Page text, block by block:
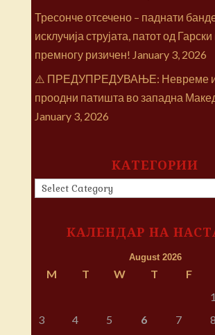
Тресонче отсечено – паднати
исклучија струјата, патот од
премногу ризичен! January 3, 2026
⚠️ ПРЕДУПРЕДУВАЊЕ: Невреме и
проодни патишта во западна
January 3, 2026
КАТЕГОРИИ
КАТЕГОРИИ
КАЛЕНДАР НА
August 2026
M T W T F
1
3
4 5 6 7 8